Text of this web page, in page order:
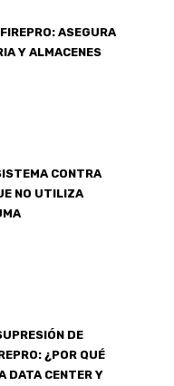
ASEGURA
Y ALMACENES
CONTRA
NO UTILIZA
DE
¿POR QUÉ
DATA CENTER Y